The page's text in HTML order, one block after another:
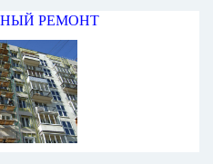
РЕМОНТ